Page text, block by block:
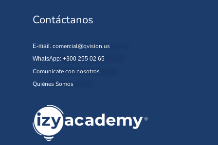
Contáctanos
E-mail: comercial@qvision.us
WhatsApp: +300 255 02 65
Comunícate con nosotros
Quiénes Somos